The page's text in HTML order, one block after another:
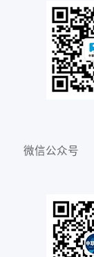
微信公众号